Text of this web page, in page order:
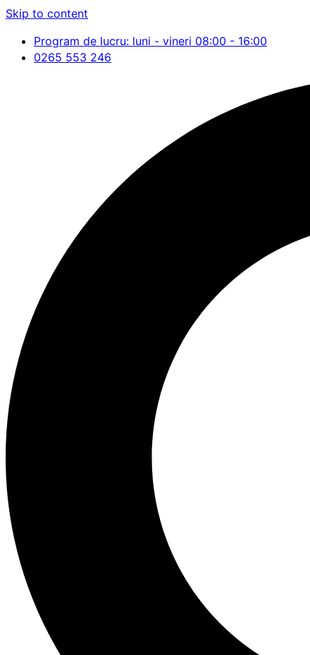
Skip to content
Program de lucru: luni - vineri 08:00 - 16:00
0265 553 246